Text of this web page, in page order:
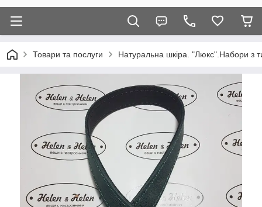
Товари та послуги Натуральна шкіра. "Люкс".Набори з